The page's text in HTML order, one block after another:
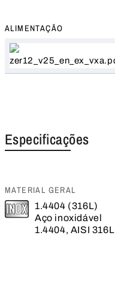
ALIMENTAÇÃO
Especificações
MATERIAL GERAL
1.4404 (316L)
Aço inoxidável
1.4404, AISI 316L